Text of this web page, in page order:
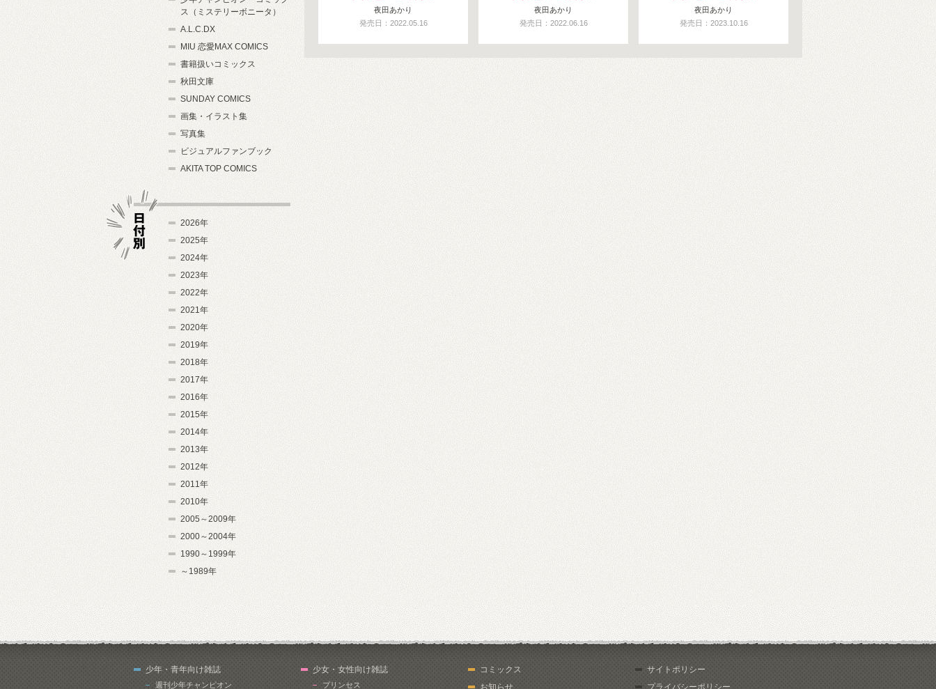
夜田あかり
発売日：2022.05.16
夜田あかり
発売日：2022.06.16
夜田あかり
発売日：2023.10.16
ス（ミステリーボニータ）
A.L.C.DX
MIU 恋愛MAX COMICS
書籍扱いコミックス
秋田文庫
SUNDAY COMICS
画集・イラスト集
写真集
ビジュアルファンブック
AKITA TOP COMICS
2026年
2025年
2024年
2023年
2022年
2021年
2020年
2019年
2018年
2017年
2016年
2015年
2014年
2013年
2012年
2011年
2010年
2005～2009年
2000～2004年
1990～1999年
～1989年
少年・青年向け雑誌
週刊少年チャンピオン
少女・女性向け雑誌
プリンセス
コミックス
お知らせ
サイトポリシー
プライバシーポリシー